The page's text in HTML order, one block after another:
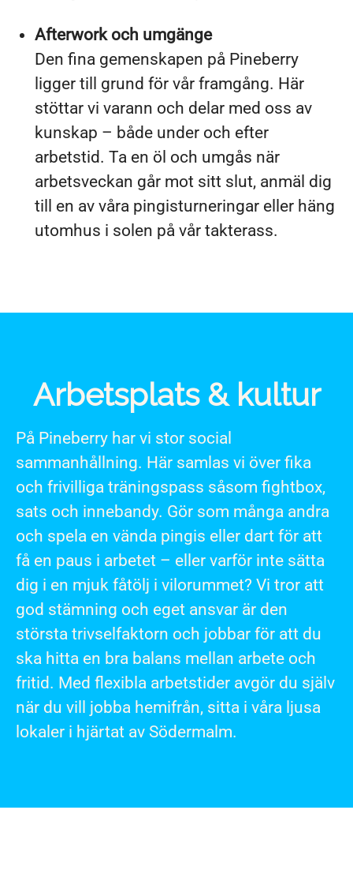
Afterwork och umgänge
Den fina gemenskapen på Pineberry
ligger till grund för vår framgång. Här
stöttar vi varann och delar med oss av
kunskap – både under och efter
arbetstid. Ta en öl och umgås när
arbetsveckan går mot sitt slut, anmäl dig
till en av våra pingisturneringar eller häng
utomhus i solen på vår takterass.
Arbetsplats & kultur
På Pineberry har vi stor social
sammanhållning. Här samlas vi över fika
och frivilliga träningspass såsom fightbox,
sats och innebandy. Gör som många andra
och spela en vända pingis eller dart för att
få en paus i arbetet – eller varför inte sätta
dig i en mjuk fåtölj i vilorummet? Vi tror att
god stämning och eget ansvar är den
största trivselfaktorn och jobbar för att du
ska hitta en bra balans mellan arbete och
fritid. Med flexibla arbetstider avgör du själv
när du vill jobba hemifrån, sitta i våra ljusa
lokaler i hjärtat av Södermalm.